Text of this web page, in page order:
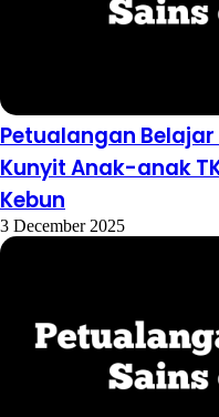
Petualangan
Kunyit Anak-anak
Kebun
3 December 2025